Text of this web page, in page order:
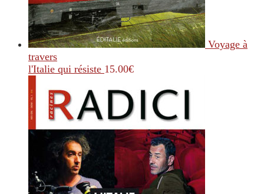
Voyage à
travers
l'Italie qui résiste 15.00€